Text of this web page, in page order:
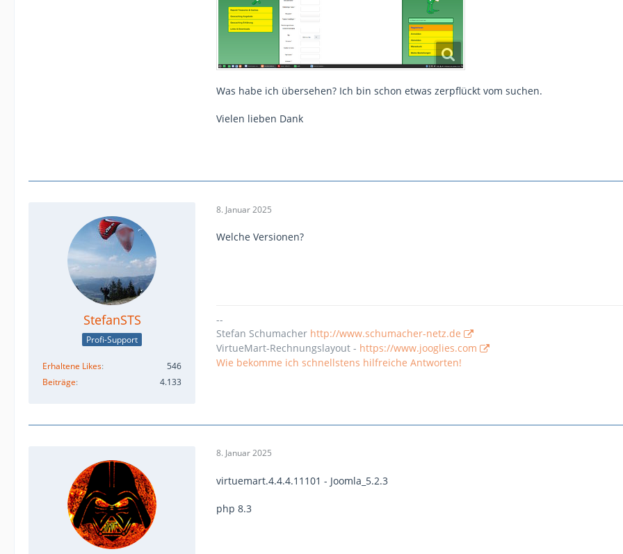
Was habe ich übersehen? Ich bin schon etwas zerpflückt vom suchen.
Vielen lieben Dank
StefanSTS
Profi-Support
Erhaltene Likes
546
Beiträge
4.133
8. Januar 2025
Welche Versionen?
--
Stefan Schumacher http://www.schumacher-netz.de
VirtueMart-Rechnungslayout - https://www.jooglies.com
Wie bekomme ich schnellstens hilfreiche Antworten!
8. Januar 2025
virtuemart.4.4.4.11101 - Joomla_5.2.3
php 8.3